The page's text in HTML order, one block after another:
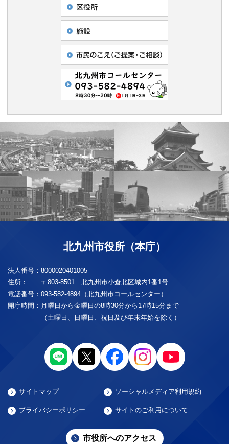
北九州市役所（本庁）
法人番号： 8000020401005
住所：
〒803-8501 北九州市小倉北区城内1番1号
電話番号： 093-582-4894（北九州市コールセンター）
開庁時間： 月曜日から金曜日の8時30分から17時15分まで
（土曜日、日曜日、祝日及び年末年始を除く）
サイトマップ ソーシャルメディア利用規約
プライバシーポリシー サイトのご利用について
市役所へのアクセス